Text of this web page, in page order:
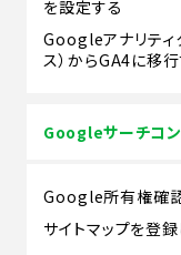
を設定する
Googleアナリティ
ス）からGA4に移
Googleサーチコ
Google所有権確
サイトマップを登録